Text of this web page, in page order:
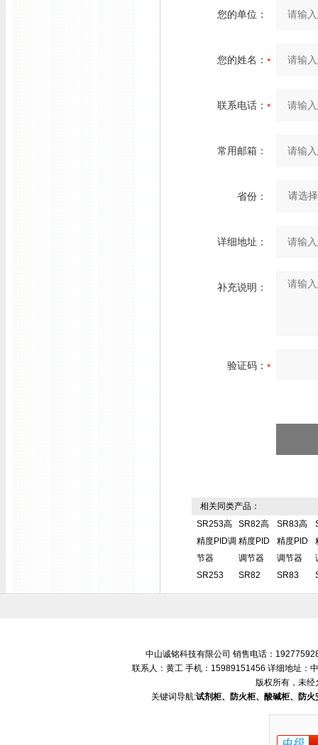
您的单位：
您的姓名：
联系电话：
常用邮箱：
省份：
详细地址：
补充说明：
验证码：
相关同类产品：
SR253高
精度PID调
节器
SR253
SR82高
精度PID
调节器
SR82
SR83高
精度PID
调节器
SR83
中山诚铭科技有限公司 销售电话：
联系人：黄工 手机：15989151456 详细地址：
版权所有，未经
关键词导航:试剂柜、防火柜、酸碱柜、防